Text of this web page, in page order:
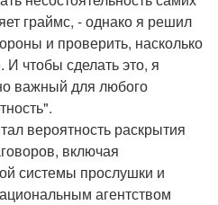
граймс, - однако я решил
и проверить, насколько
чтобы сделать это, я
важный для любого
вероятность раскрытия
включая
системы прослушки и
агентством